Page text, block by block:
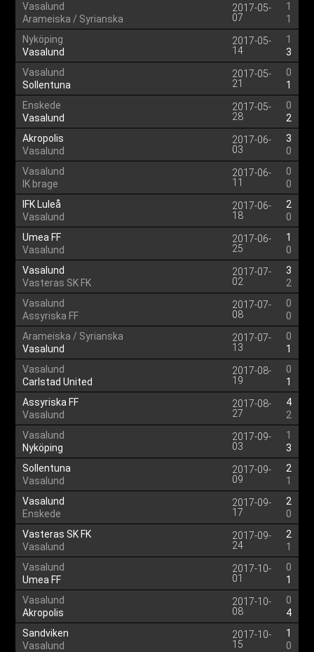
Vasalund
Arameiska / Syrianska
2017-05-
07
1
1
Nyköping
Vasalund
2017-05-
14
1
3
Vasalund
Sollentuna
2017-05-
21
0
1
Enskede
Vasalund
2017-05-
28
0
2
Akropolis
Vasalund
2017-06-
03
3
0
Vasalund
IK brage
2017-06-
11
0
0
IFK Luleå
Vasalund
2017-06-
18
2
0
Umea FF
Vasalund
2017-06-
25
1
0
Vasalund
Vasteras SK FK
2017-07-
02
3
2
Vasalund
Assyriska FF
2017-07-
08
0
0
Arameiska / Syrianska
Vasalund
2017-07-
13
0
1
Vasalund
Carlstad United
2017-08-
19
0
1
Assyriska FF
Vasalund
2017-08-
27
4
2
Vasalund
Nyköping
2017-09-
03
1
3
Sollentuna
Vasalund
2017-09-
09
2
1
Vasalund
Enskede
2017-09-
17
2
0
Vasteras SK FK
Vasalund
2017-09-
24
2
1
Vasalund
Umea FF
2017-10-
01
0
1
Vasalund
Akropolis
2017-10-
08
0
4
Sandviken
Vasalund
2017-10-
15
1
0